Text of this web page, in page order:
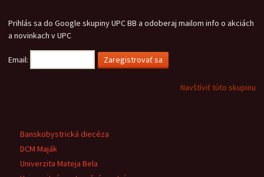
Prihlás sa do Google skupiny UPC BB a odoberaj mailom info o akciách
a novinkach v UPC
Email:
Navštíviť túto skupinu
Banskobystrická diecéza
DCM Maják
Univerzita Mateja Bela